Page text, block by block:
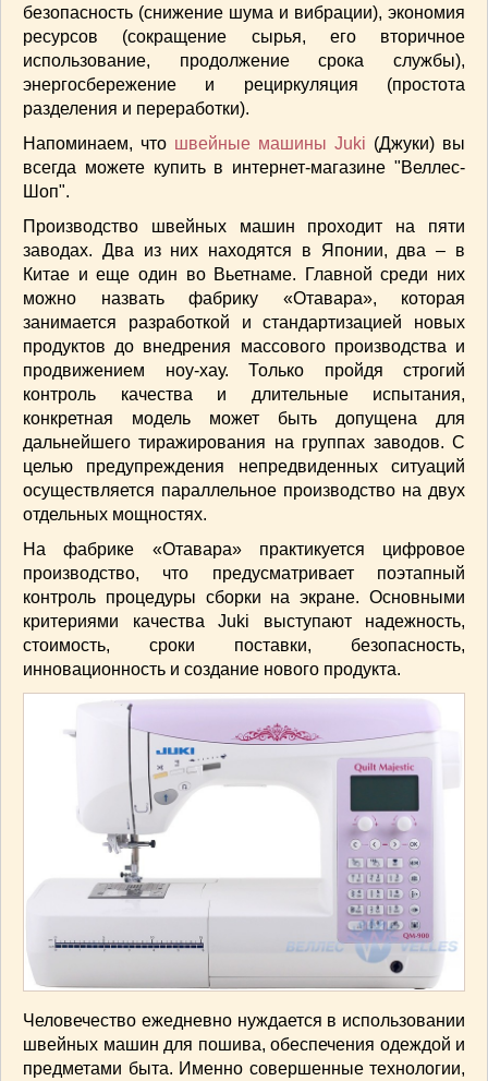
безопасность (снижение шума и вибрации), экономия
ресурсов (сокращение сырья, его вторичное
использование, продолжение срока службы),
энергосбережение и рециркуляция (простота
разделения и переработки).
Напоминаем, что швейные машины Juki (Джуки) вы
всегда можете купить в интернет-магазине "Веллес-
Шоп".
Производство швейных машин проходит на пяти
заводах. Два из них находятся в Японии, два – в
Китае и еще один во Вьетнаме. Главной среди них
можно назвать фабрику «Отавара», которая
занимается разработкой и стандартизацией новых
продуктов до внедрения массового производства и
продвижением ноу-хау. Только пройдя строгий
контроль качества и длительные испытания,
конкретная модель может быть допущена для
дальнейшего тиражирования на группах заводов. С
целью предупреждения непредвиденных ситуаций
осуществляется параллельное производство на двух
отдельных мощностях.
На фабрике «Отавара» практикуется цифровое
производство, что предусматривает поэтапный
контроль процедуры сборки на экране. Основными
критериями качества Juki выступают надежность,
стоимость, сроки поставки, безопасность,
инновационность и создание нового продукта.
Человечество ежедневно нуждается в использовании
швейных машин для пошива, обеспечения одеждой и
предметами быта. Именно совершенные технологии,